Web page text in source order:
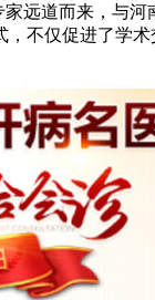
远道而来，与
不仅促进了学